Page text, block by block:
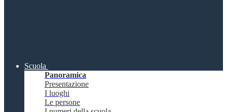
Scuola
Panoramica
Presentazione
I luoghi
Le persone